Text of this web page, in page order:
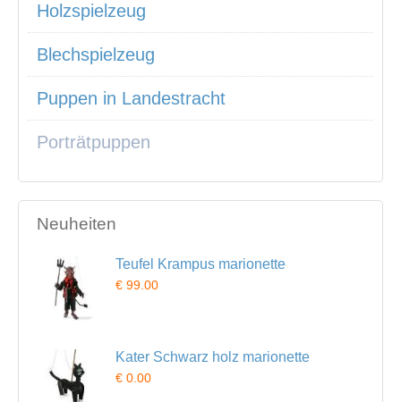
Holzspielzeug
Blechspielzeug
Puppen in Landestracht
Porträtpuppen
Neuheiten
Teufel Krampus marionette
€ 99.00
Kater Schwarz holz marionette
€ 0.00